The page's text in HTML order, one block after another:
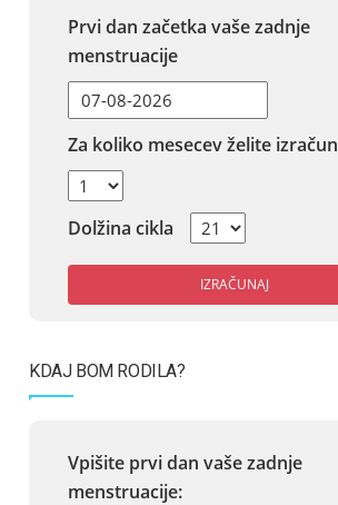
Prvi dan začetka vaše zadnje
menstruacije
Za koliko mesecev želite izračun
Dolžina cikla
IZRAČUNAJ
KDAJ BOM RODILA?
Vpišite prvi dan vaše zadnje
menstruacije: